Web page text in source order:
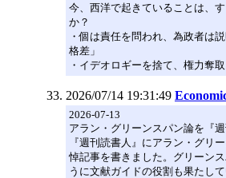
今、西洋で起きていることは、
か？
・個は責任を問われ、為政者は
格差」
・イデオロギーを捨て、権力奪
2026/07/14 19:31:49
2026-07-13
アラン・グリーンスパン論を『
『週刊読書人』にアラン・グリ
悼記事を書きました。グリーン
うに文献ガイドの役割も果たし